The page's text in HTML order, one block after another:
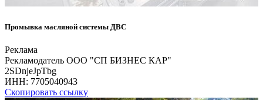
Промывка масляной системы ДВС
Реклама
Рекламодатель ООО "СП БИЗНЕС КАР"
2SDnjeJpTbg
ИНН: 7705040943
Скопировать ссылку